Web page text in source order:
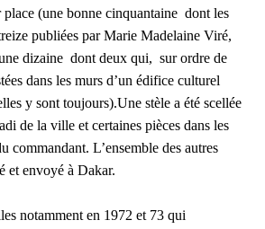
place (une bonne cinquantaine dont les
publiées par Marie Madelaine Viré,
dizaine dont deux qui, sur ordre de
dans les murs d’un édifice culturel
y sont toujours).Une stèle a été scellée
de la ville et certaines pièces dans les
commandant. L’ensemble des autres
et envoyé à Dakar.
notamment en 1972 et 73 qui